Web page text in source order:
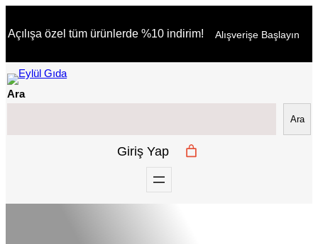
geç
Açılışa özel tüm ürünlerde %10 indirim! Alışverişe Başlayın
Ara
Ara
Giriş Yap